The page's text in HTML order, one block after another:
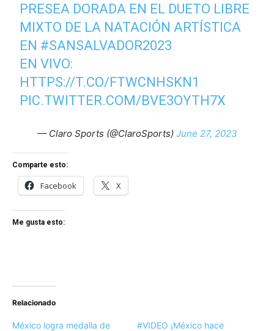
PRESEA DORADA EN EL DUETO LIBRE
MIXTO DE LA NATACIÓN ARTÍSTICA
EN #SANSALVADOR2023
EN VIVO:
HTTPS://T.CO/FTWCNHSKN1
PIC.TWITTER.COM/BVE3OYTH7X
— Claro Sports (@ClaroSports) June 27, 2023
Comparte esto:
Facebook X
Me gusta esto:
Relacionado
México logra medalla de
#VIDEO ¡México hace